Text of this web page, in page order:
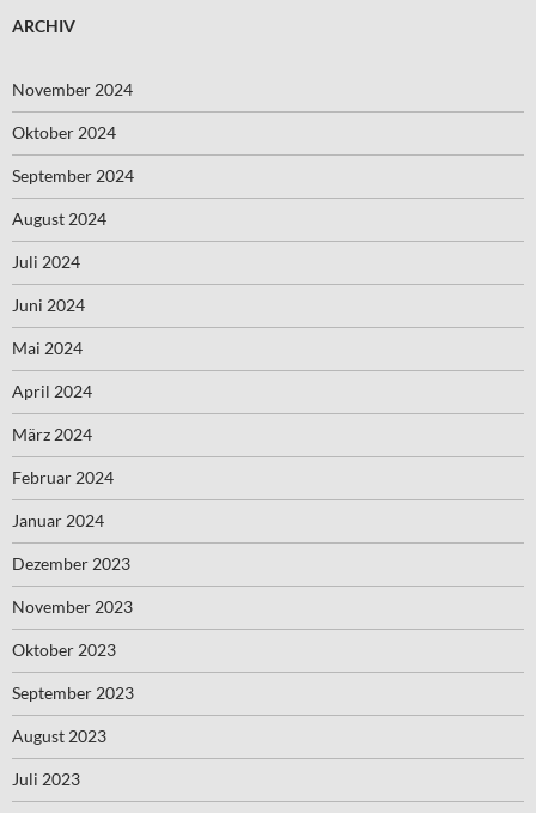
ARCHIV
November 2024
Oktober 2024
September 2024
August 2024
Juli 2024
Juni 2024
Mai 2024
April 2024
März 2024
Februar 2024
Januar 2024
Dezember 2023
November 2023
Oktober 2023
September 2023
August 2023
Juli 2023